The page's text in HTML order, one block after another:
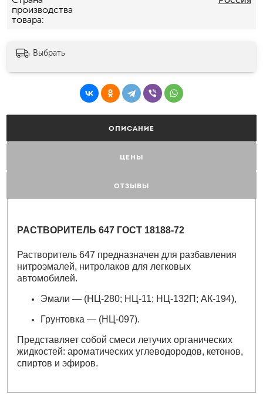
производства
товара
Выбрать
ОПИСАНИЕ
ЦЕНЫ
ОТЗЫВЫ
РАСТВОРИТЕЛЬ 647 ГОСТ 18188-72
Растворитель 647 предназначен для разбавления
нитроэмалей, нитролаков для легковых
автомобилей.
Эмали — (НЦ-280; НЦ-11; НЦ-132П; АК-194),
Грунтовка — (НЦ-097).
Представляет собой смеси летучих органических
жидкостей: ароматических углеводородов, кетонов,
спиртов и эфиров.